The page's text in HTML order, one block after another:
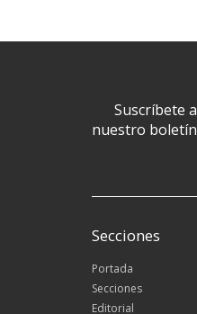
Suscríbete a
nuestro boletín
Secciones
Portada
Secciones
Editorial